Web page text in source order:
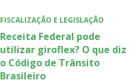
FISCALIZAÇÃO E LEGISLAÇÃO
Receita Federal pode
utilizar giroflex? O que diz
o Código de Trânsito
Brasileiro